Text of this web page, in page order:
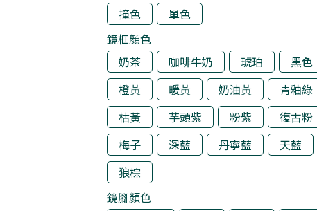
撞色
單色
鏡框顏色
奶茶
咖啡牛奶 琥珀 黑色
橙黃
暖黃 奶油黃 青釉綠
枯黃
芋頭紫 粉紫 復古粉
梅子
深藍 丹寧藍 天藍
狼棕
鏡腳顏色